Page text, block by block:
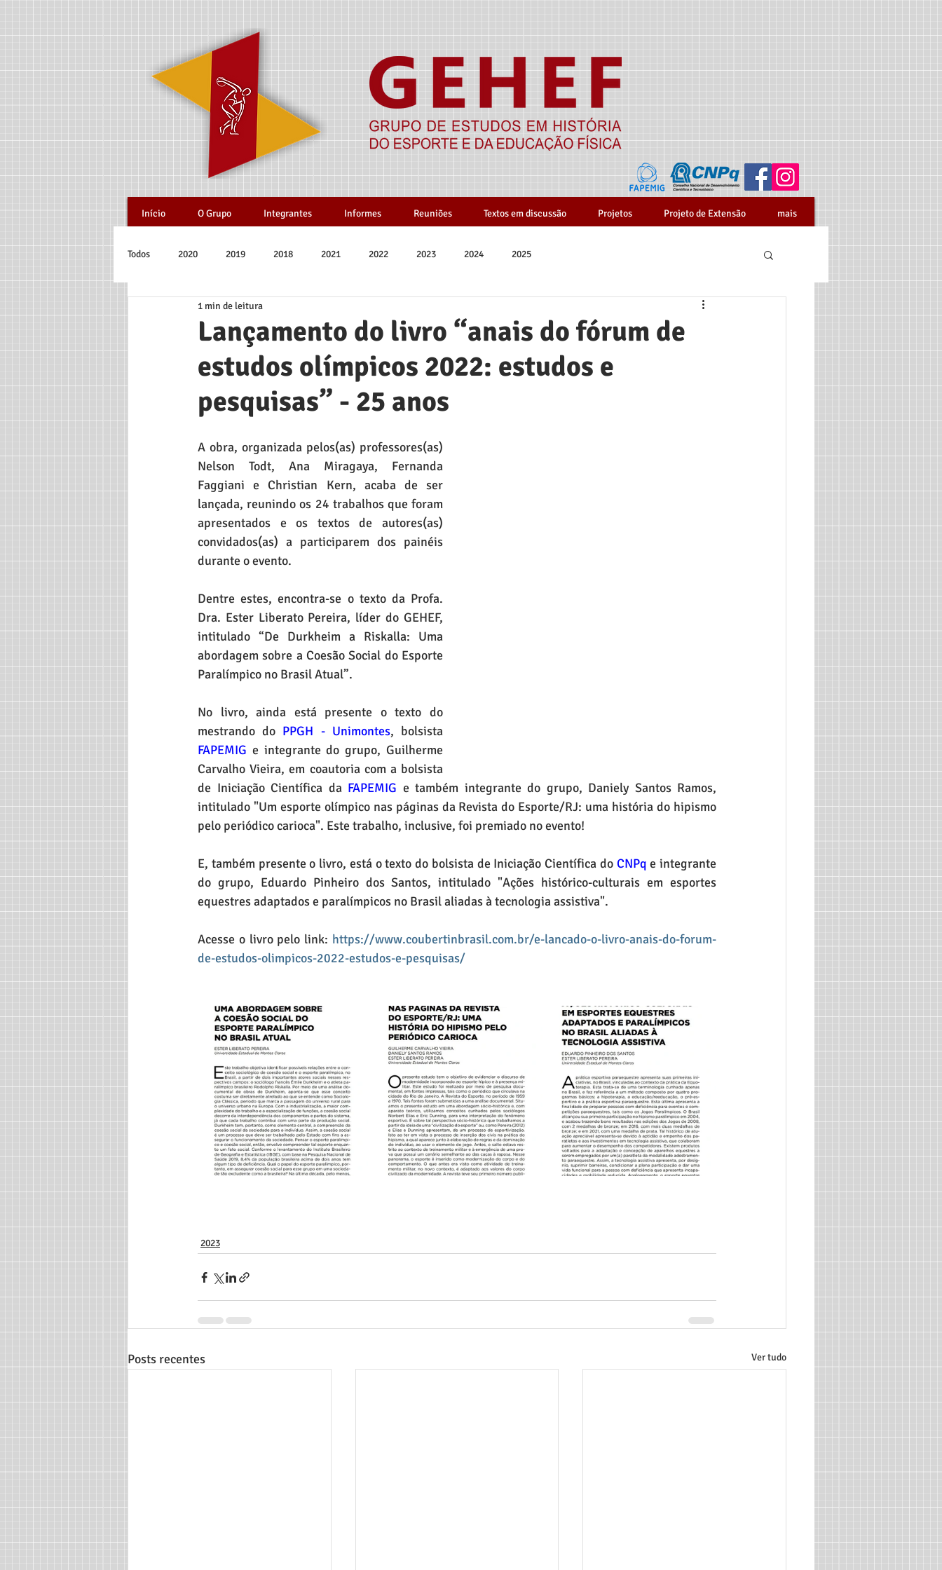
Início O Grupo Integrantes Informes Reuniões Textos em discussão Projetos Projeto de Extensão mais
Todos 2020 2019 2018 2021 2022 2023 2024 2025
Lançamento do livro “anais do fórum de
estudos olímpicos 2022: estudos e
pesquisas” - 25 anos
1 min de leitura
A obra, organizada pelos(as) professores(as)
Nelson Todt, Ana Miragaya, Fernanda
Faggiani e Christian Kern, acaba de ser
lançada, reunindo os 24 trabalhos que foram
apresentados e os textos de autores(as)
convidados(as) a participarem dos painéis
durante o evento.
Dentre estes, encontra-se o texto da Profa.
Dra. Ester Liberato Pereira, líder do GEHEF,
intitulado “De Durkheim a Riskalla: Uma
abordagem sobre a Coesão Social do Esporte
Paralímpico no Brasil Atual”.
No livro, ainda está presente o texto do
mestrando do PPGH - Unimontes
FAPEMIG e integrante do grupo, Guilherme
Carvalho Vieira, em coautoria com a bolsista
de Iniciação Científica da FAPEMIG e também integrante do grupo, Daniely Santos Ramos,
intitulado "Um esporte olímpico nas páginas da Revista do Esporte/RJ: uma história do hipismo
pelo periódico carioca". Este trabalho, inclusive, foi premiado no evento!
E, também presente o livro, está o texto do bolsista de Iniciação Científica do CNPq e integrante
do grupo, Eduardo Pinheiro dos Santos, intitulado "Ações histórico-culturais em esportes
equestres adaptados e paralímpicos no Brasil aliadas à tecnologia assistiva".
Acesse o livro pelo link: https://www.coubertinbrasil.com.br/e-lancado-o-livro-anais-do-forum-
de-estudos-olimpicos-2022-estudos-e-pesquisas/
2023
Posts recentes Ver tudo